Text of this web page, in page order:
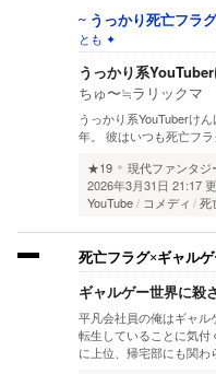
~ うっかり死亡フラ
とも ✦
うっかり系
ちゅ〜≒ラリックマ
うっかり系YouTuberけ
年。 彼はいつも死亡フ
★19
現代ファンタジ
2026年3月31日 21:17
YouTube
コメディ 死
死亡フラグ×ギャル
ギャルゲー世界に殺
平凡会社員の俺はギャル
転生していることに気付
に上位、帰宅部にも関